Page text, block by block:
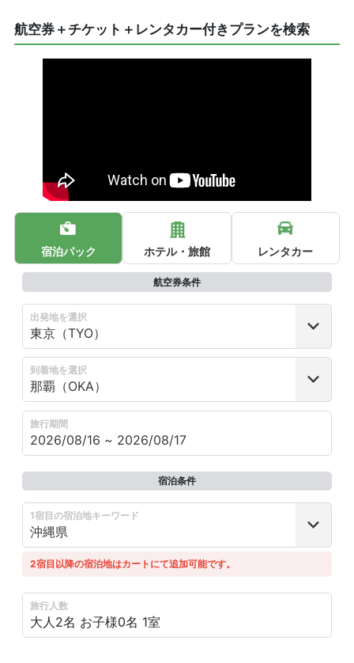
航空券＋チケット＋レンタカー付きプランを検索
宿泊パック ホテル・旅館 レンタカー
航空券条件
出発地を選択
到着地を選択
旅行期間
宿泊条件
1宿目の宿泊地キーワード
2宿目以降の宿泊地はカートにて追加可能です。
旅行人数
大人2名 お子様0名 1室